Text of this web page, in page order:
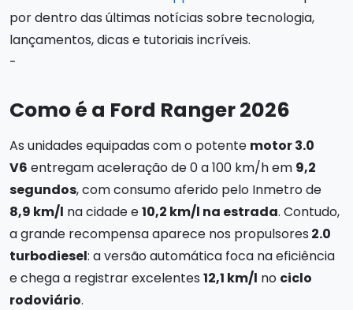
por dentro das últimas notícias sobre tecnologia,
lançamentos, dicas e tutoriais incríveis.
-
Como é a Ford Ranger 2026
As unidades equipadas com o potente motor 3.0
V6 entregam aceleração de 0 a 100 km/h em 9,2
segundos, com consumo aferido pelo Inmetro de
8,9 km/l na cidade e10,2 km/l na estrada. Contudo,
a grande recompensa aparece nos propulsores 2.0
turbodiesel: a versão automática foca na eficiência
e chega a registrar excelentes 12,1 km/l no ciclo
rodoviário.